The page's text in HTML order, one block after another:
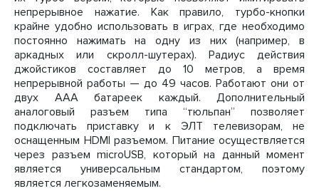
непрерывное нажатие. Как правило, турбо-кнопки
крайне удобно использовать в играх, где необходимо
постоянно нажимать на одну из них (например, в
аркадных или скролл-шутерах). Радиус действия
джойстиков составляет до 10 метров, а время
непрерывной работы — до 49 часов. Работают они от
двух ААА батареек каждый. Дополнительный
аналоговый разъем типа “тюльпан” позволяет
подключать приставку и к ЭЛТ телевизорам, не
оснащенным HDMI разъемом. Питание осуществляется
через разъем microUSB, который на данный момент
является универсальным стандартом, поэтому
является легкозаменяемым.